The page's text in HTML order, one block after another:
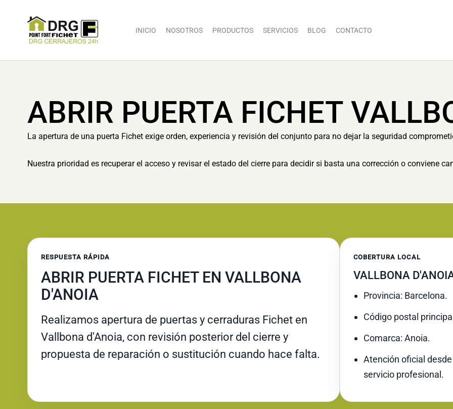
INICIO NOSOTROS PRODUCTOS SERVICIOS BLOG CONTACTO
ABRIR PUERTA FICHET
La apertura de una puerta Fichet exige orden, experiencia y revisión del conjunto para no dejar la seguridad
Nuestra prioridad es recuperar el acceso y revisar el estado del cierre para decidir si basta una corrección o conviene
RESPUESTA RÁPIDA
ABRIR PUERTA FICHET EN VALLBONA
D'ANOIA
Realizamos apertura de puertas y cerraduras Fichet en
Vallbona d'Anoia, con revisión posterior del cierre y
propuesta de reparación o sustitución cuando hace falta.
COBERTURA LOCAL
VALLBONA
Provincia: Barcelona.
Código postal
Comarca: Anoia.
Atención oficial
servicio profesional.